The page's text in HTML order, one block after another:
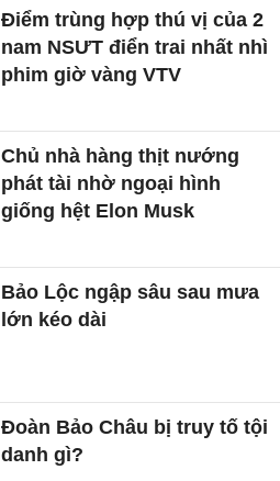
Điểm trùng hợp thú vị của 2
nam NSƯT điển trai nhất nhì
phim giờ vàng VTV
Chủ nhà hàng thịt nướng
phát tài nhờ ngoại hình
giống hệt Elon Musk
Bảo Lộc ngập sâu sau mưa
lớn kéo dài
Đoàn Bảo Châu bị truy tố tội
danh gì?